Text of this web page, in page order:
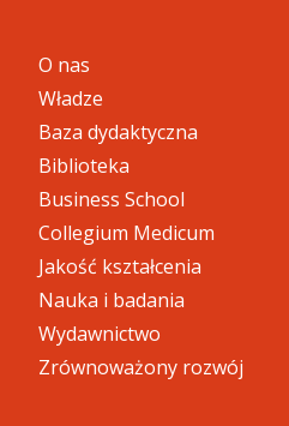
(162
KB)
O nas
Władze
Baza dydaktyczna
Biblioteka
Business School
Collegium Medicum
Jakość kształcenia
Nauka i badania
Wydawnictwo
Zrównoważony rozwój